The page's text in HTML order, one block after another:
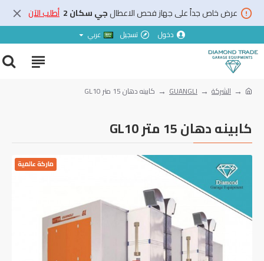
عرض خاص جداً على جهاز فحص الاعطالجي سكان 2 أطلب الآن
دخول تسجيل عربي
الشركة GUANGLI كابينه دهان 15 متر GL10
كابينه دهان 15 متر GL10
ماركة عالمية